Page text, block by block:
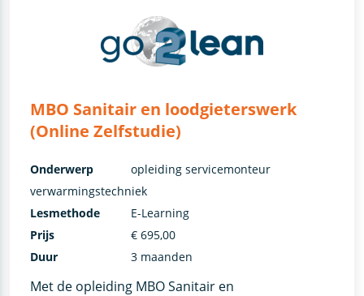
MBO Sanitair en loodgieterswerk
(Online Zelfstudie)
Met de opleiding MBO Sanitair en
Onderwerp
opleiding servicemonteur
verwarmingstechniek
Lesmethode
E-Learning
Prijs
€ 695,00
Duur
3 maanden